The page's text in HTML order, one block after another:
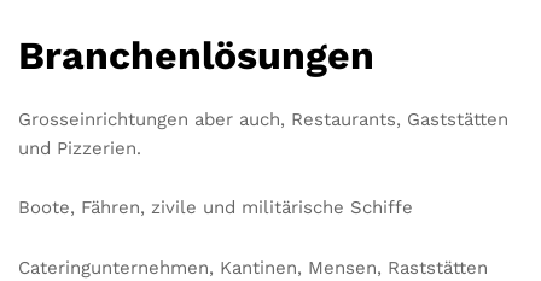
Branchenlösungen
Grosseinrichtungen aber auch, Restaurants, Gaststätten
und Pizzerien.
Boote, Fähren, zivile und militärische Schiffe
Cateringunternehmen, Kantinen, Mensen, Raststätten